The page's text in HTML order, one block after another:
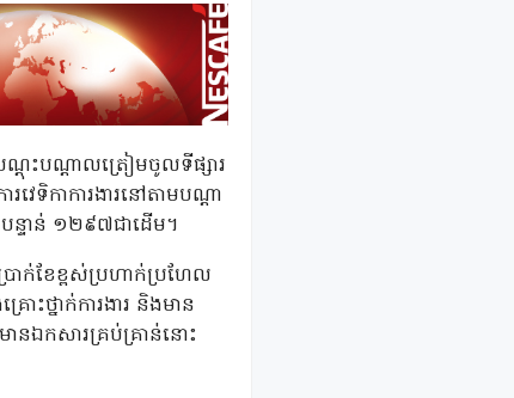
បណ្តុះបណ្តាលត្រៀមចូលទីផ្សារ
េទិកាការងារនៅតាមបណ្តា
ន្ទាន់ ១២៩៧ជាដើម។
រាក់ខែខ្ពស់ប្រហាក់ប្រហែល
ះថ្នាក់ការងារ និងមាន
ឯកសារគ្រប់គ្រាន់នោះ